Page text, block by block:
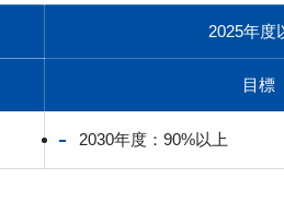
2025年度
目標
2030年度：90%以上